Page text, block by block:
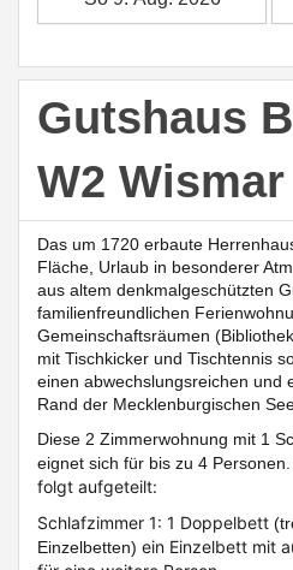
Gutshaus
W2 Wismar
Das um 1720 erbaute
Fläche, Urlaub in besonderer
aus altem denkmalgeschützten
familienfreundlichen
Gemeinschaftsräumen
mit Tischkicker und Tischtennis
einen abwechslungsreichen und
Rand der Mecklenburgischen
Diese 2 Zimmerwohnung mit 1
eignet sich für bis zu 4
folgt aufgeteilt:
Schlafzimmer 1: 1 Doppelbett
Einzelbetten) ein Einzelbett mit